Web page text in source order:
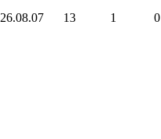
26.08.07 13 1 0